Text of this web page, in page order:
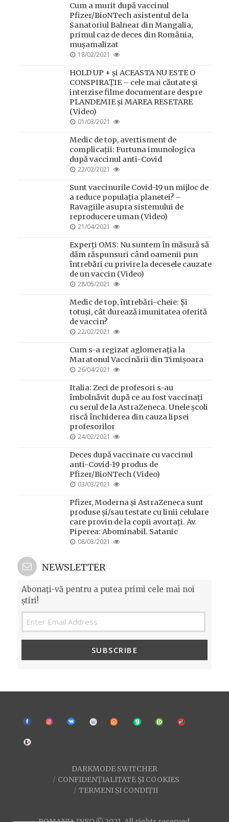
Cum a murit după vaccinul
Pfizer/BioNTech asistentul de la
Sanatoriul Balnear din Mangalia,
primul caz de deces din România,
mușamalizat
POSTED
18/02/2021
HOLD UP + și ACEASTA NU ESTE O
CONSPIRAȚIE – cele mai căutate și
interzise filme documentare despre
PLANDEMIE și MAREA RESETARE
(Video)
POSTED
01/03/2021
Medic de top, avertisment de
complicații: Furtuna imunologica
după vaccinul anti-Covid
POSTED
22/02/2021
Sunt vaccinurile Covid-19 un mijloc de
a reduce populația planetei? –
Ravagiile asupra sistemului de
reproducere uman (Video)
POSTED
21/04/2021
Experți OMS: Nu suntem în măsură să
dăm răspunsuri când oamenii pun
întrebări cu privire la decesele cauzate
de un vaccin (Video)
POSTED
28/05/2021
Medic de top, întrebări-cheie: Și
totuși, cât durează imunitatea oferită
de vaccin?
POSTED
22/02/2021
Cum s-a regizat aglomerația la
Maratonul Vaccinării din Timișoara
POSTED
26/04/2021
Italia: Zeci de profesori s-au
îmbolnăvit după ce au fost vaccinați
cu serul de la AstraZeneca. Unele școli
riscă închiderea din cauza lipsei
profesorilor
POSTED
24/02/2021
Deces după vaccinare cu vaccinul
anti-Covid-19 produs de
Pfizer/BioNTech (Video)
POSTED
03/03/2021
Pfizer, Moderna și AstraZeneca sunt
produse și/sau testate cu linii celulare
care provin de la copii avortați. Av.
Piperea: Abominabil. Satanic
POSTED
08/03/2021
NEWSLETTER
Abonați-vă pentru a putea primi cele mai noi
știri!
SUBSCRIBE
DARKMODE SWITCHER
CONFIDENȚIALITATE ȘI COOKIES
TERMENI ȘI CONDIȚII